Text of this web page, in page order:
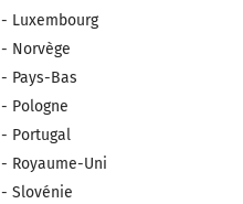
- Luxembourg
- Norvège
- Pays-Bas
- Pologne
- Portugal
- Royaume-Uni
- Slovénie